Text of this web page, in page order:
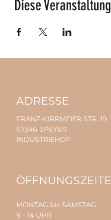
Diese
ADRESSE
FRANZ-KIRRMEIER STR. 19
67346 SPEYER
INDUSTRIEHOF
MONTAG bis SAMSTAG
9 - 14 UHR